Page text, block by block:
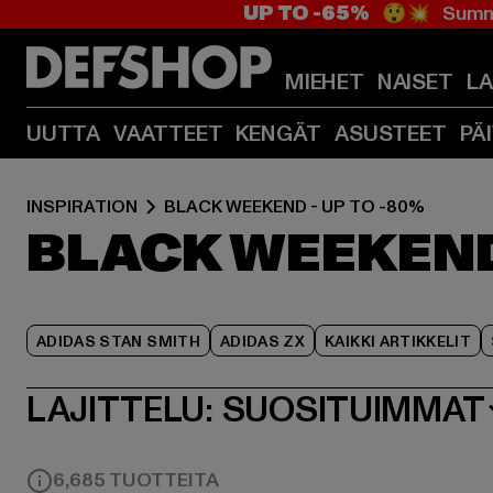
UP TO -65% 😲💥
MIEHET NAISET
UUTTA VAATTEET KENGÄT ASUSTEET
INSPIRATION BLACK WEEKEND - UP TO -80%
BLACK
ADIDAS STAN SMITH ADIDAS ZX KAIKKI ARTIKKELIT
LAJITTELU: SUOSITUIMMAT
6,685 TUOTTEITA